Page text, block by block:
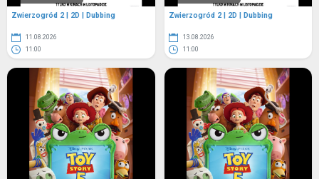
Zwierzogród 2 | 2D | Dubbing
11.08.2026
11:00
Zwierzogród 2 | 2D | Dubbing
13.08.2026
11:00